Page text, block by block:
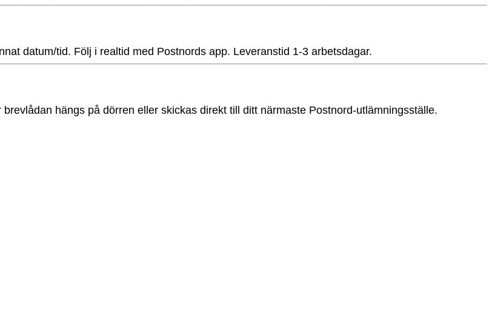
datum/tid. Följ i realtid med Postnords app. Leveranstid 1-3 arbetsdagar.
hängs på dörren eller skickas direkt till ditt närmaste Postnord-utlämningsställe.